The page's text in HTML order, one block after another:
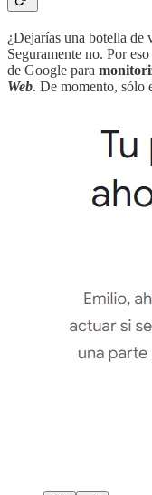
¿Dejarías una botella de
Seguramente no. Por
de Google para
Web. De momento, sólo